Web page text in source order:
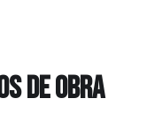
de Obra